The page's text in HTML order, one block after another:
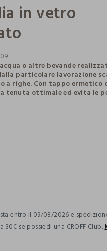
in vetro
o altre bevande
particolare lavorazione
a righe. Con tappo ermetico
tenuta ottimale ed evita le
entro il 09/08/2026 e
30€ se possiedi una CROFF Club.